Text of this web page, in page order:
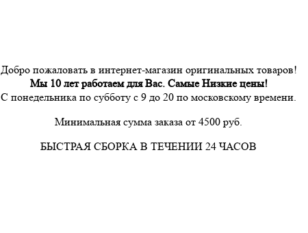
Добро пожаловать в интернет-магазин оригинальных товаров!
Мы 10 лет работаем для Вас. Самые Низкие цены!
С понедельника по субботу с 9 до 20 по московскому времени.
Минимальная сумма заказа от 4500 руб.
БЫСТРАЯ СБОРКА В ТЕЧЕНИИ 24 ЧАСОВ